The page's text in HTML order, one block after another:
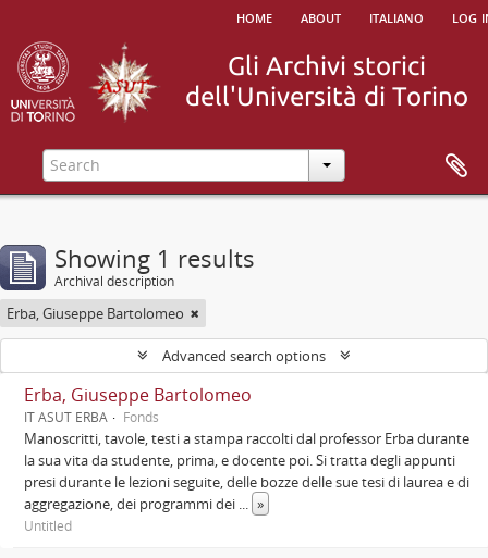
home about italiano log
Showing 1 results
Archival description
Erba, Giuseppe Bartolomeo
Advanced search options
Erba, Giuseppe Bartolomeo
IT ASUT ERBA Fonds
Manoscritti, tavole, testi a stampa raccolti dal professor Erba durante
la sua vita da studente, prima, e docente poi. Si tratta degli appunti
presi durante le lezioni seguite, delle bozze delle sue tesi di laurea e di
aggregazione, dei programmi dei ... »
Untitled